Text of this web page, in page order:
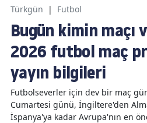
Türkgün | Futbol
Bugün kimin maçı
2026 futbol maç
yayın bilgileri
Futbolseverler için dev bir maç
Cumartesi günü, İngiltere'den
İspanya'ya kadar Avrupa'nın en